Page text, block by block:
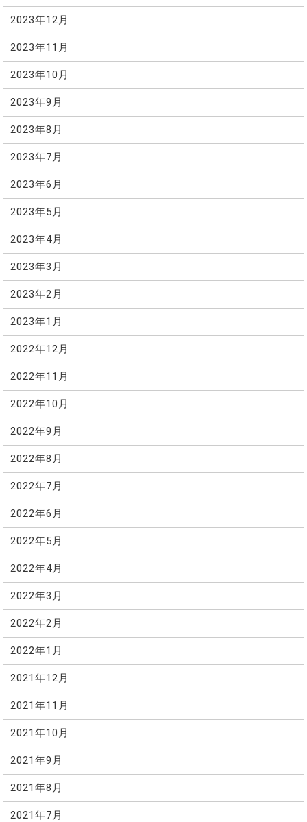
2023年12月
2023年11月
2023年10月
2023年9月
2023年8月
2023年7月
2023年6月
2023年5月
2023年4月
2023年3月
2023年2月
2023年1月
2022年12月
2022年11月
2022年10月
2022年9月
2022年8月
2022年7月
2022年6月
2022年5月
2022年4月
2022年3月
2022年2月
2022年1月
2021年12月
2021年11月
2021年10月
2021年9月
2021年8月
2021年7月